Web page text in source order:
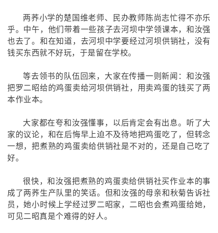
两荞小学的楚国维老师、民办教师陈尚志忙得不亦乐
乎。中午，他们带着一些孩子去河坝中学领课本，和汝强
也去了。和在知道，去河坝中学要经过河坝供销社，没有
钱买东西就不好玩，于是留在学校。
等去领书的队伍回来，大家在传播一则新闻：和汝强
把罗二昭给的鸡蛋卖给河坝供销社，用卖鸡蛋的钱买了两
本作业本。
大家都在夸和汝强懂事，以后肯定会有出息。听了大
家的议论，和在后悔早上迫不及待地把鸡蛋吃了，但转念
一想，把煮熟的鸡蛋卖给供销社是不对的，还是自己吃了
好。
很快，和汝强把煮熟的鸡蛋卖给供销社买作业本的事
成了两荞生产队里的笑话。但和汝强的母亲和秋菊告诉社
员，她小时候上学经过罗二昭家，二昭也会煮鸡蛋给她，
可见二昭真是个难得的好人。